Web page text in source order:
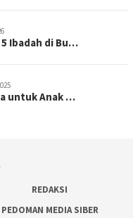
5 Ibadah di Bu…
untuk Anak …
REDAKSI
PEDOMAN MEDIA SIBER